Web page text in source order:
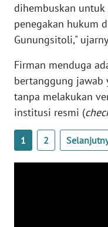
dihembuskan untuk
penegakan hukum
Gunungsitoli,"
Firman menduga
bertanggung jawab
tanpa melakukan
institusi resmi (
1 2
WN
SULTENG
SULBAR
WN
BABEL
WN
SUMBAR